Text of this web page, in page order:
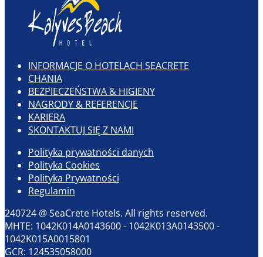
INFORMACJE O HOTELACH SEACRETE
CHANIA
BEZPIECZEŃSTWA & HIGIENY
NAGRODY & REFERENCJE
KARIERA
SKONTAKTUJ SIĘ Z NAMI
Polityka prywatności danych
Polityka Cookies
Polityka Prywatności
Regulamin
240724 @ SeaCrete Hotels. All rights reserved.
MHTE: 1042K014A0143600 - 1042K013A0143500 -
1042Κ015Α0015801
GCR: 124535058000